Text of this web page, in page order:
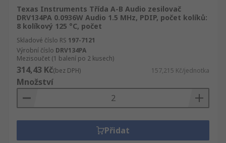
Texas Instruments Třída A-B Audio zesilovač
DRV134PA 0.0936W Audio 1.5 MHz, PDIP, počet kolíků:
8 kolíkový 125 °C, počet
Skladové číslo RS 197-7121
Výrobní číslo DRV134PA
Mezisoučet (1 balení po 2 kusech)
314,43 Kč(bez DPH) 157,215 Kč/jednotka
Množství
Přidat